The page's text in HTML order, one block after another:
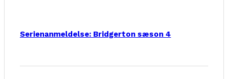
Serienanmeldelse: Bridgerton sæson 4